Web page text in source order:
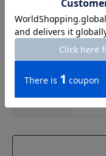
81
L 83
XXL 85